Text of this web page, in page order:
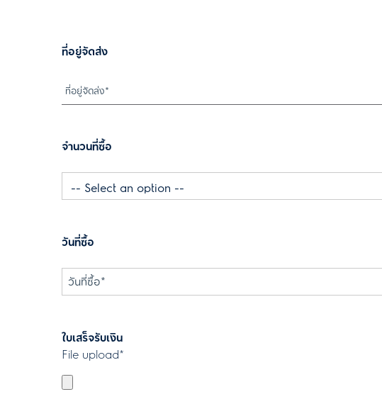
ที่อยู่จัดส่ง
จำนวนที่ซื้อ
วันที่ซื้อ
ใบเสร็จรับเงิน
File upload*